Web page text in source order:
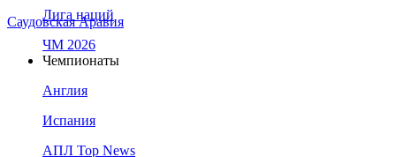
Саудовская Аравия
Лига наций
ЧМ 2026
Чемпионаты
Англия
Испания
АПЛ Top News